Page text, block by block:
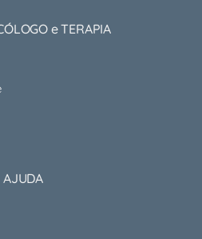
e TERAPIA
AJUDA